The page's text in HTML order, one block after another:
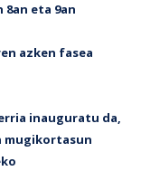
eta 9an
azken fasea
inauguratu da,
mugikortasun